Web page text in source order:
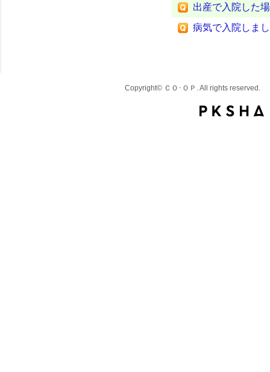
出産で入院した
病気で入院しま
Copyright© ＣＯ･ＯＰ. All rights reserved.